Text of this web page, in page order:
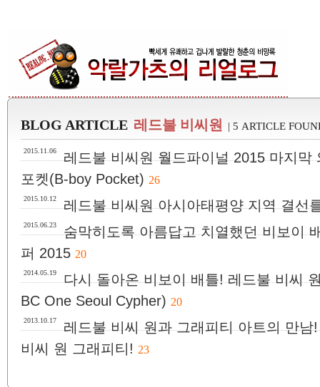
BLOG ARTICLE 레드불 비씨원 | 5 ARTICLE
2015.11.06
레드불 비씨원 월드파이널 2015 마지막
포켓(B-boy Pocket) 26
2015.10.12 레드불 비씨원 아시아태평양 지역 결선
2015.06.23
숨막히도록 아름답고 치열했던 비보이
퍼 2015 20
2014.05.19
다시 돌아온 비보이 배틀! 레드불 비씨
BC One Seoul Cypher) 20
2013.10.17
레드불 비씨 원과 그래피티 아트의 만
비씨 원 그래피티! 23